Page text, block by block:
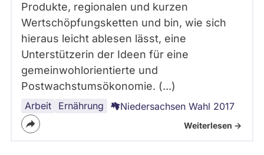
Produkte, regionalen und kurzen
Wertschöpfungsketten und bin, wie sich
hieraus leicht ablesen lässt, eine
Unterstützerin der Ideen für eine
gemeinwohlorientierte und
Postwachstumsökonomie. (...)
Arbeit Ernährung
Handel Niedersachsen Wahl 2017
Weiterlesen ->